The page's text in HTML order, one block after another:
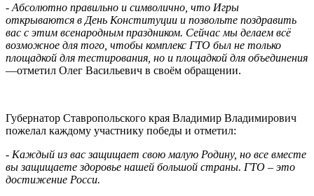
- Абсолютно правильно и символично, что Игры
открываются в День Конституции и позвольте поздравить
вас с этим всенародным праздником. Сейчас мы делаем всё
возможное для того, чтобы комплекс ГТО был не только
площадкой для тестирования, но и площадкой для объединения
—отметил Олег Васильевич в своём обращении.
Губернатор Ставропольского края Владимир Владимирович
пожелал каждому участнику победы и отметил:
- Каждый из вас защищает свою малую Родину, но все вместе
вы защищаете здоровье нашей большой страны. ГТО – это
достижение Росси.